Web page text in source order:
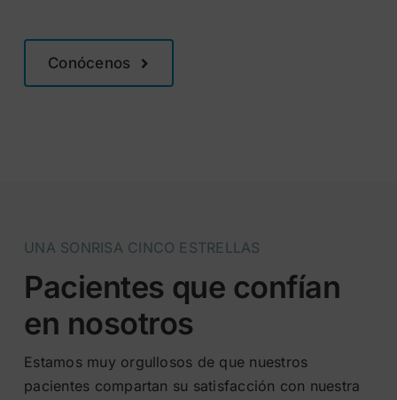
Conócenos
UNA SONRISA CINCO ESTRELLAS
Pacientes que confían
en nosotros
Estamos muy orgullosos de que nuestros
pacientes compartan su satisfacción con nuestra